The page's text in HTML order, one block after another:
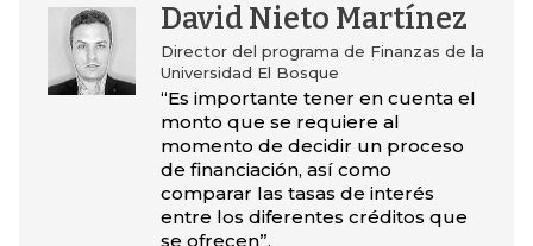
David Nieto Martínez
Director del programa de Finanzas de la
Universidad El Bosque
“Es importante tener en cuenta el
monto que se requiere al
momento de decidir un proceso
de financiación, así como
comparar las tasas de interés
entre los diferentes créditos que
se ofrecen”.